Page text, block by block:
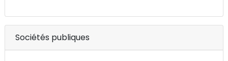
Sociétés publiques